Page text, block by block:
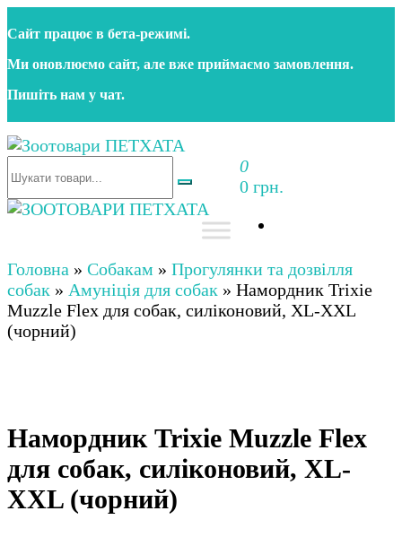
до
контенту
Сайт працює в бета‑режимі.
Ми оновлюємо сайт, але вже приймаємо замовлення.
Пишіть нам у чат.
Зоотовари ПЕТХАТА
Зоомагазин для собак та котів | Корм, іграшки,
аксесуари та догляд за тваринами. Доставка по
0
0 грн.
аксесуари та догляд за тваринами. Доставка по
Україні
Головна » Собакам » Прогулянки та дозвілля
собак » Амуніція для собак » Намордник Trixie
Muzzle Flex для собак, силіконовий, XL-XXL
(чорний)
Намордник Trixie Muzzle Flex
для собак, силіконовий, XL-
XXL (чорний)